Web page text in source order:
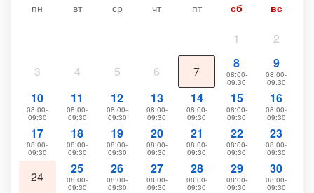
пн вт ср чт пт сб вс
1 2
3 4 5 6 7
8
08:00-
09:30
9
08:00-
09:30
10
08:00-
09:30
11
08:00-
09:30
12
08:00-
09:30
13
08:00-
09:30
14
08:00-
09:30
15
08:00-
09:30
16
08:00-
09:30
17
08:00-
09:30
18
08:00-
09:30
19
08:00-
09:30
20
08:00-
09:30
21
08:00-
09:30
22
08:00-
09:30
23
08:00-
09:30
24
25
08:00-
09:30
26
08:00-
09:30
27
08:00-
09:30
28
08:00-
09:30
29
08:00-
09:30
30
08:00-
09:30